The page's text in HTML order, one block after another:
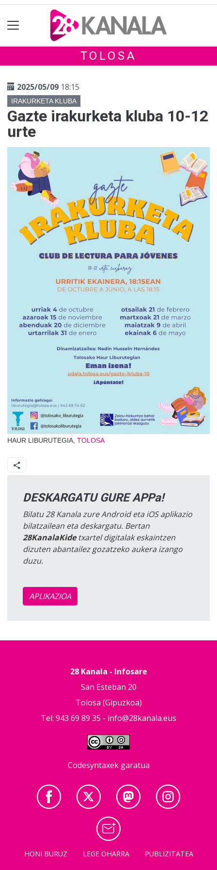
TOLOSA
2025/05/09 18:15
IRAKURKETA KLUBA
Gazte irakurketa kluba 10-12
urte
HAUR LIBURUTEGIA, TOLOSA
DESKARGATU GURE APPa!
Bilatu 28 Kanala zure Android eta iOS aplikazio
bilatzailean eta deskargatu. Bertan
28KanalaKidetxartel digitalak eskaintzen
dizuten abantailez gozatzeko aukera izango
duzu.
APLIKAZIOA
28 Kanala - Infosare
San Esteban 20
Tolosa (Gipuzkoa)
Tel: 943 69 89 35 - info@28kanala.eus
Codesyntaxek garatua
HONI BURUZ LEGE OHARRA
PUBLIZITATEA